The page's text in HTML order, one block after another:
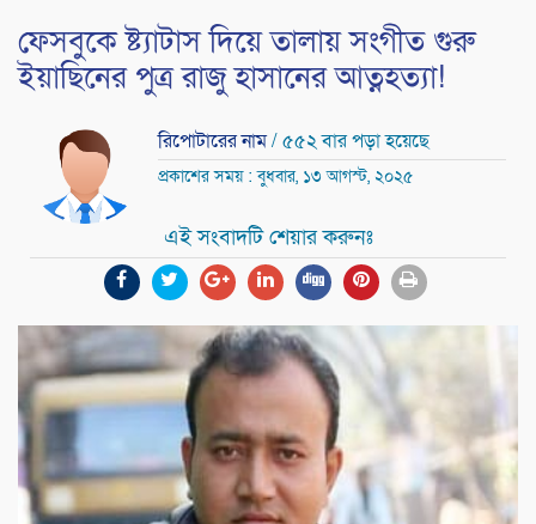
ফেসবুকে ষ্ট্যাটাস দিয়ে তালায় সংগীত গুরু
ইয়াছিনের পুত্র রাজু হাসানের আত্নহত্যা!
রিপোটারের নাম/ ৫৫২ বার পড়া হয়েছে
প্রকাশের সময় : বুধবার, ১৩ আগস্ট, ২০২৫
এই সংবাদটি শেয়ার করুনঃ